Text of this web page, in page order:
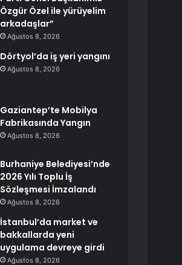
Özgür Özel ile yürüyelim
arkadaşlar”
Ağustos 8, 2026
Dörtyol’da iş yeri yangını
Ağustos 8, 2026
Gaziantep’te Mobilya
Fabrikasında Yangın
Ağustos 8, 2026
Burhaniye Belediyesi’nde
2026 Yılı Toplu İş
Sözleşmesi İmzalandı
Ağustos 8, 2026
İstanbul’da market ve
bakkallarda yeni
uygulama devreye girdi
Ağustos 8, 2026